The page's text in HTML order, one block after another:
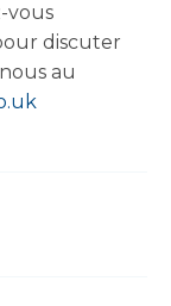
vous
discuter
au